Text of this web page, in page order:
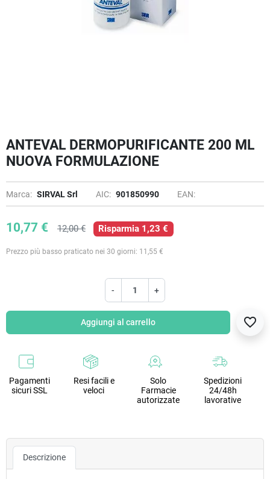
ANTEVAL DERMOPURIFICANTE 200 ML
NUOVA FORMULAZIONE
Marca: SIRVAL Srl AIC: 901850990 EAN:
10,77 € 12,00 € Risparmia 1,23 €
Prezzo più basso praticato nei 30 giorni: 11,55 €
- +
Aggiungi al carrello favorite_border
Pagamenti
sicuri SSL
Resi facili e
veloci
Solo
Farmacie
autorizzate
Spedizioni
24/48h
lavorative
Descrizione